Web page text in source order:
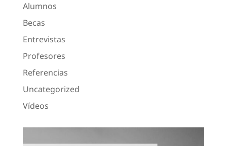
Alumnos
Becas
Entrevistas
Profesores
Referencias
Uncategorized
Vídeos